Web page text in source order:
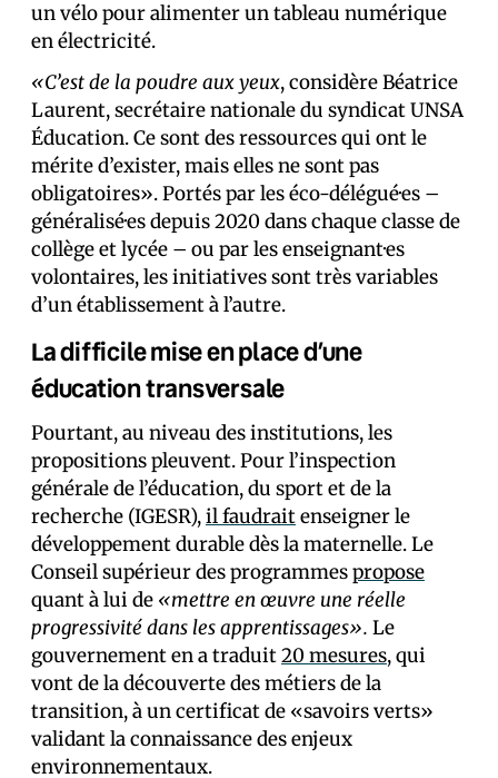
un vélo pour alimenter un tableau numérique
en électricité.
«C’est de la poudre aux yeux, considère Béatrice
Laurent, secrétaire nationale du syndicat UNSA
Éducation. Ce sont des ressources qui ont le
mérite d’exister, mais elles ne sont pas
obligatoires». Portés par les éco-délégué·es –
généralisé·es depuis 2020 dans chaque classe de
collège et lycée – ou par les enseignant·es
volontaires, les initiatives sont très variables
d’un établissement à l’autre.
La difficile mise en place d’une
éducation transversale
Pourtant, au niveau des institutions, les
propositions pleuvent. Pour l’inspection
générale de l’éducation, du sport et de la
recherche (IGESR),il faudraitenseigner le
développement durable dès la maternelle. Le
Conseil supérieur des programmespropose
quant à lui de «mettre en œuvre une réelle
progressivité dans les apprentissages». Le
gouvernement en a traduit20 mesures, qui
vont de la découverte des métiers de la
transition, à un certificat de «savoirs verts»
validant la connaissance des enjeux
environnementaux.